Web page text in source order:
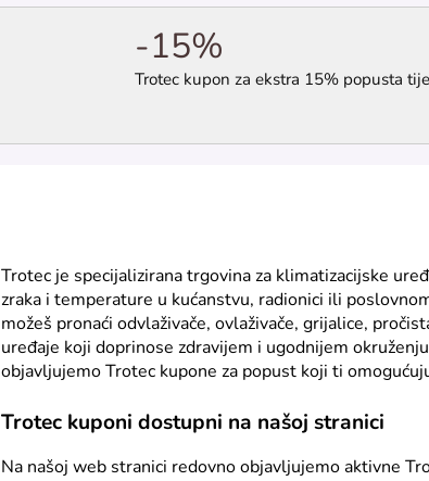
-15%
Trotec kupon za ekstra 15% popusta
Trotec je specijalizirana trgovina za klimatizacijske
zraka i temperature u kućanstvu, radionici ili
možeš pronaći odvlaživače, ovlaživače, grijalice,
uređaje koji doprinose zdravijem i ugodnijem
objavljujemo Trotec kupone za popust koji ti
Trotec kuponi dostupni na našoj stranici
Na našoj web stranici redovno objavljujemo aktivne